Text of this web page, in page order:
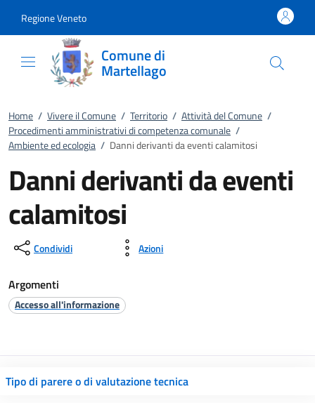
Regione Veneto
Comune di
Martellago
Home / Vivere il Comune / Territorio / Attività del Comune /
Procedimenti amministrativi di competenza comunale /
Ambiente ed ecologia / Danni derivanti da eventi calamitosi
Danni derivanti da eventi
calamitosi
Condividi Azioni
Argomenti
Accesso all'informazione
Tipo di parere o di valutazione tecnica